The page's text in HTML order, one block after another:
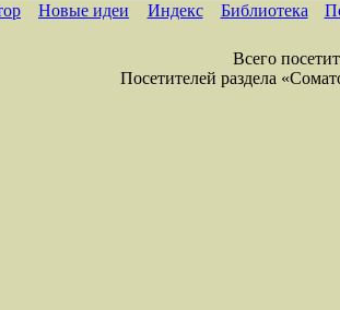
Новые идеи Индекс Библиотека
Всего
Посетителей раздела